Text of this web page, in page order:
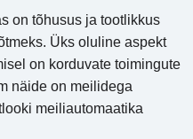
on tõhusus ja tootlikkus
Üks oluline aspekt
on korduvate toimingute
näide on meilidega
meiliautomaatika